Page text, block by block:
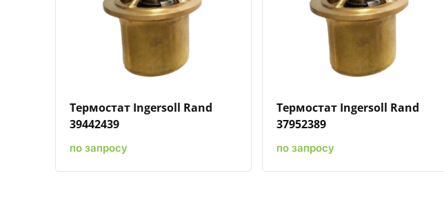
Быстрый просмотр
Термостат Ingersoll Rand
39442439
по запросу
Быстрый просмотр
Термостат Ingersoll Rand
37952389
по запросу